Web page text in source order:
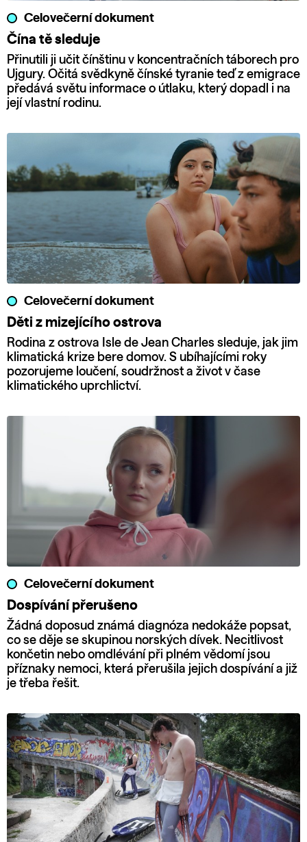
Celovečerní dokument
Čína tě sleduje
Přinutili ji učit čínštinu v koncentračních táborech pro
Ujgury. Očitá svědkyně čínské tyranie teď z emigrace
předává světu informace o útlaku, který dopadl i na
její vlastní rodinu.
Celovečerní dokument
Děti z mizejícího ostrova
Rodina z ostrova Isle de Jean Charles sleduje, jak jim
klimatická krize bere domov. S ubíhajícími roky
pozorujeme loučení, soudržnost a život v čase
klimatického uprchlictví.
Celovečerní dokument
Dospívání přerušeno
Žádná doposud známá diagnóza nedokáže popsat,
co se děje se skupinou norských dívek. Necitlivost
končetin nebo omdlévání při plném vědomí jsou
příznaky nemoci, která přerušila jejich dospívání a již
je třeba řešit.